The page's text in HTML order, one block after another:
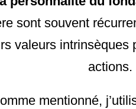
sont souvent
valeurs intrinsèques
actions.
mentionné,